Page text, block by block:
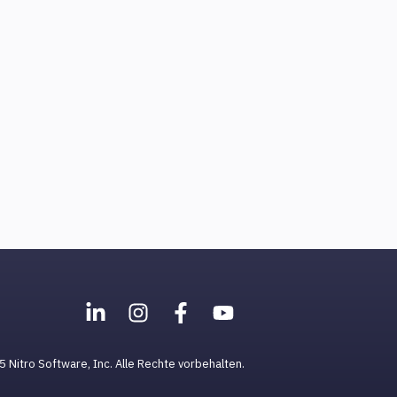
Nitro Software, Inc. Alle Rechte vorbehalten.